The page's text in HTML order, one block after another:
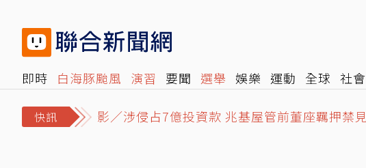
即時 白海豚颱風 演習 要聞 選舉 娛樂 運動 全球 社會
快訊 又見亂象！醫療通膨 實支實付不夠賠 07:00